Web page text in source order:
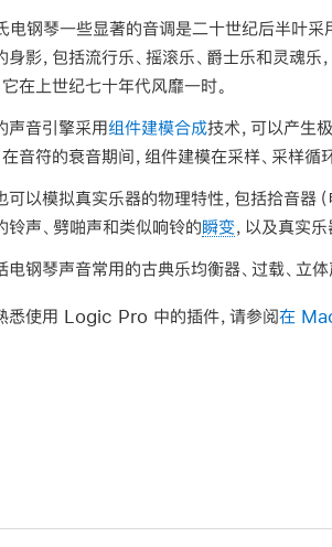
钢琴一些显著的音调是二十世纪后半叶采
身影，包括流行乐、摇滚乐、爵士乐和灵魂
在上世纪七十年代风靡一时。
声音引擎采用组件建模合成技术，可以产生
音符的衰音期间，组件建模在采样、采样循
可以模拟真实乐器的物理特性，包括拾音器
铃声、劈啪声和类似响铃的瞬变，以及真实
电钢琴声音常用的古典乐均衡器、过载、立
悉使用 Logic Pro 中的插件，请参阅在